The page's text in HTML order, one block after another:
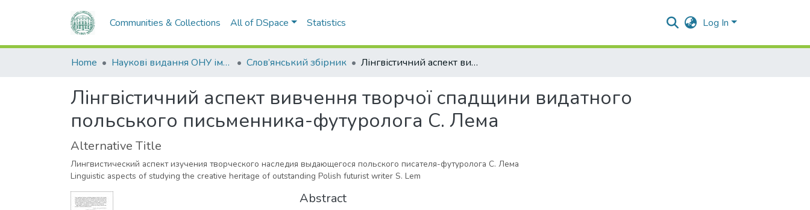
Communities & Collections All of DSpace Statistics Log In
Home Наукові видання ОНУ імені І. І. Мечникова Слов’янський збірник Лінгвістичний аспект вивчення творчої спадщини видатного польського письменника-футуролога С. Лема
Лінгвістичний аспект вивчення творчої спадщини видатного
польського письменника-футуролога С. Лема
Alternative Title
Лингвистический аспект изучения творческого наследия выдающегося польского писателя-футуролога С. Лема
Linguistic aspects of studying the creative heritage of outstanding Polish futurist writer S. Lem
Abstract